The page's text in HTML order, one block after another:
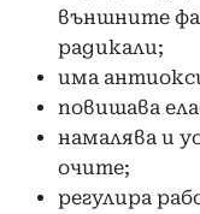
външните
радикали;
има
повишава
намалява и
очите;
регулира